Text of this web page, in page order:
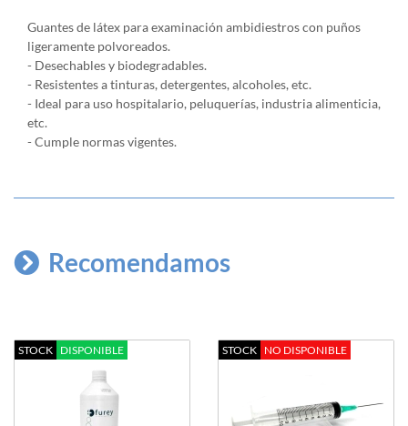
Guantes de látex para examinación ambidiestros con puños
ligeramente polvoreados.
- Desechables y biodegradables.
- Resistentes a tinturas, detergentes, alcoholes, etc.
- Ideal para uso hospitalario, peluquerías, industria alimenticia,
etc.
- Cumple normas vigentes.
Recomendamos
STOCK DISPONIBLE STOCK NO DISPONIBLE